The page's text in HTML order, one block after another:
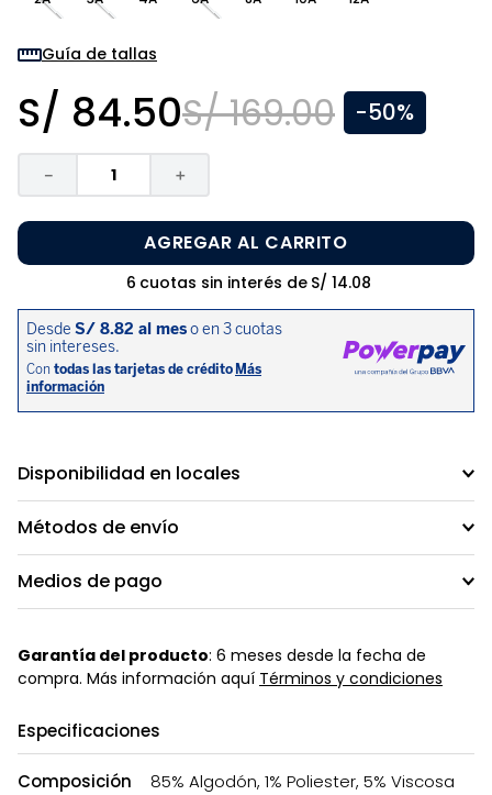
Guía de tallas
S/ 84.50S/ 169.00 -50%
＋
－
AGREGAR AL CARRITO
6 cuotas sin interés de S/ 14.08
Disponibilidad en locales
Métodos de envío
Medios de pago
Garantía del producto: 6 meses desde la fecha de
compra. Más información aquí Términos y condiciones
Especificaciones
Composición
85% Algodón, 1% Poliester, 5% Viscosa
zapatos niña
9.
niño
sandalias niño